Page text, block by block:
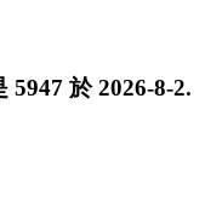
5947 於2026-8-2.